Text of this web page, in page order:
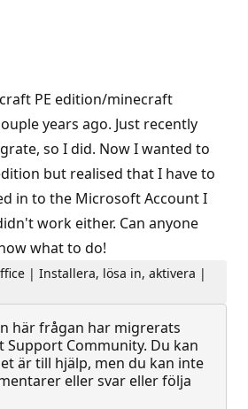
PE edition/minecraft
years ago. Just recently
so I did. Now I wanted to
but realised that I have to
in to the Microsoft Account I
work either. Can anyone
what to do!
| Installera, lösa in, aktivera |
här frågan har migrerats
Community. Du kan
är till hjälp, men du kan inte
eller svar eller följa